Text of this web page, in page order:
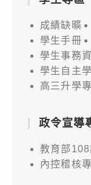
成績缺曠
學生手冊
學生事務
學生自主
高三升學
政令宣導
教育部
內控稽核